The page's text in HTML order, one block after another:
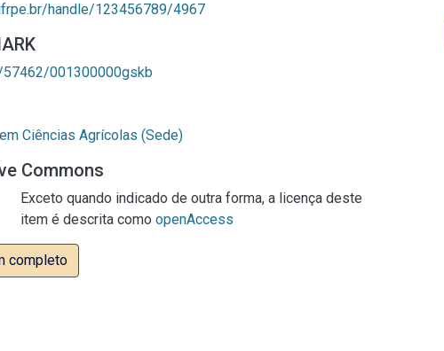
handle/123456789/4967
001300000gskb
Ciências Agrícolas (Sede)
Commons
Exceto quando indicado de outra forma, a licença deste
item é descrita como openAccess
completo